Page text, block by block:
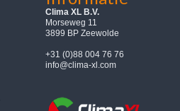
Clima XL B.V.
Morseweg 11
3899 BP Zeewolde
+31 (0)88 004 76 76
info@clima-xl.com